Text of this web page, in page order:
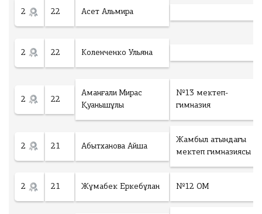
2 22 Асет Альмира
2 22 Коленченко Ульяна
2 22
Аманғали Мирас
Қуанышұлы
№13 мектеп-
гимназия
2 21 Абытханова Айша
Жамбыл атындағы
мектеп гимназиясы
2 21 Жұмабек Еркебұлан №12 ОМ